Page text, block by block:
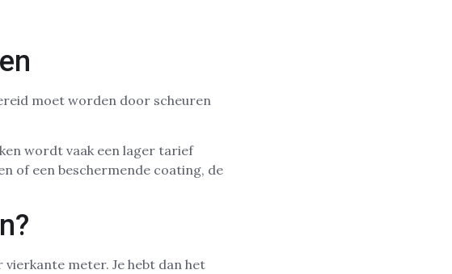
moet worden door scheuren
wordt vaak een lager tarief
of een beschermende coating, de
meter. Je hebt dan het